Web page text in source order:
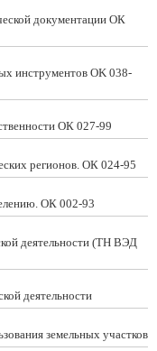
документации ОК
инструментов OK 038-
ОК 027-99
регионов. ОК 024-95
ОК 002-93
деятельности (ТН ВЭД
деятельности
земельных участков